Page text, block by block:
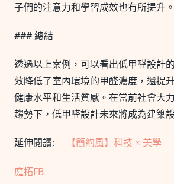
子們的注意力和學習成效也有所提升。
### 總結
透過以上案例，可以看出低甲醛設計
效降低了室內環境的甲醛濃度，還提
健康水平和生活質感。在當前社會大
趨勢下，低甲醛設計未來將成為建築
延伸閱讀: 【簡約風】科技 × 美學
庭拓FB